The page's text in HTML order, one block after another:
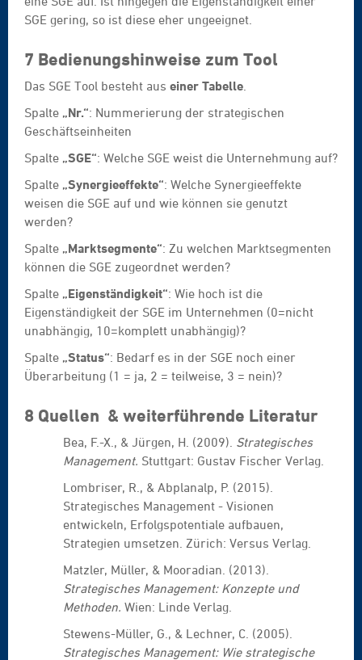
SGE gering, so ist diese eher ungeeignet.
7 Bedienungshinweise zum Tool
Das SGE Tool besteht aus einer Tabelle
Spalte „Nr.“: Nummerierung der strategischen
Geschäftseinheiten
Spalte „SGE“: Welche SGE weist die Unternehmung auf?
Spalte „Synergieeffekte“: Welche Synergieeffekte
weisen die SGE auf und wie können sie genutzt
werden?
Spalte „Marktsegmente“: Zu welchen Marktsegmenten
können die SGE zugeordnet werden?
Spalte „Eigenständigkeit“: Wie hoch ist die
Eigenständigkeit der SGE im Unternehmen (0=nicht
unabhängig, 10=komplett unabhängig)?
Spalte „Status“: Bedarf es in der SGE noch einer
Überarbeitung (1 = ja, 2 = teilweise, 3 = nein)?
8 Quellen & weiterführende Literatur
Bea, F.-X., & Jürgen, H. (2009). Strategisches
Management. Stuttgart: Gustav Fischer Verlag.
Lombriser, R., & Abplanalp, P. (2015).
Strategisches Management - Visionen
entwickeln, Erfolgspotentiale aufbauen,
Strategien umsetzen. Zürich: Versus Verlag.
Matzler, Müller, & Mooradian. (2013).
Strategisches Management: Konzepte und
Methoden. Wien: Linde Verlag.
Stewens-Müller, G., & Lechner, C. (2005).
Strategisches Management: Wie strategische